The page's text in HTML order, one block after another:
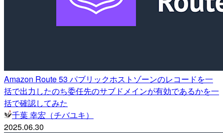
Amazon Route 53 パブリックホストゾーンのレコードを一
括で出力したのち委任先のサブドメインが有効であるかを一
括で確認してみた
千葉 幸宏（チバユキ）
2025.06.30